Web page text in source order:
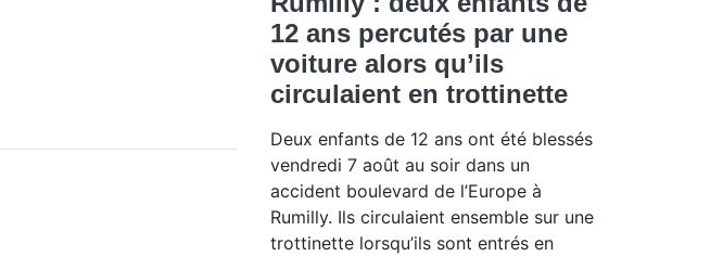
12 ans percutés par une
voiture alors qu’ils
circulaient en trottinette
Deux enfants de 12 ans ont été blessés
vendredi 7 août au soir dans un
accident boulevard de l’Europe à
Rumilly. Ils circulaient ensemble sur une
trottinette lorsqu’ils sont entrés en